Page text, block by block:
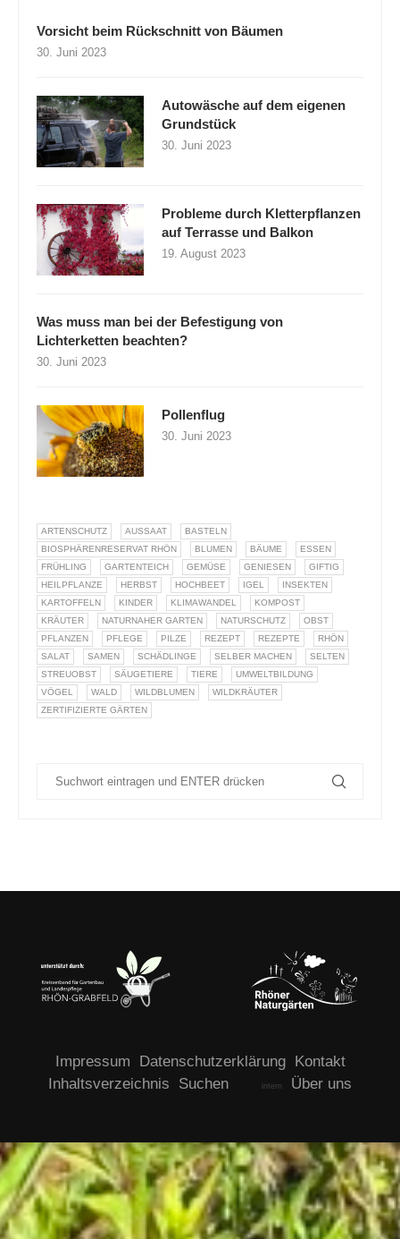
Vorsicht beim Rückschnitt von Bäumen
30. Juni 2023
Autowäsche auf dem eigenen
Grundstück
30. Juni 2023
Probleme durch Kletterpflanzen
auf Terrasse und Balkon
19. August 2023
Was muss man bei der Befestigung von
Lichterketten beachten?
30. Juni 2023
Pollenflug
30. Juni 2023
ARTENSCHUTZ AUSSAAT
BASTELN
BIOSPHÄRENRESERVAT RHÖN
BLUMEN BÄUME
ESSEN
FRÜHLING
GARTENTEICH GEMÜSE GENIESEN
GIFTIG
HEILPFLANZE
HERBST HOCHBEET IGEL
INSEKTEN
KARTOFFELN
KINDER KLIMAWANDEL
KOMPOST
KRÄUTER
NATURNAHER GARTEN NATURSCHUTZ
OBST
PFLANZEN
PFLEGE PILZE REZEPT REZEPTE
RHÖN
SALAT
SAMEN SCHÄDLINGE SELBER MACHEN
SELTEN
STREUOBST
SÄUGETIERE TIERE
UMWELTBILDUNG
VÖGEL
WALD WILDBLUMEN
WILDKRÄUTER
ZERTIFIZIERTE GÄRTEN
Impressum Datenschutzerklärung
Kontakt
Inhaltsverzeichnis
Suchen intern Über uns